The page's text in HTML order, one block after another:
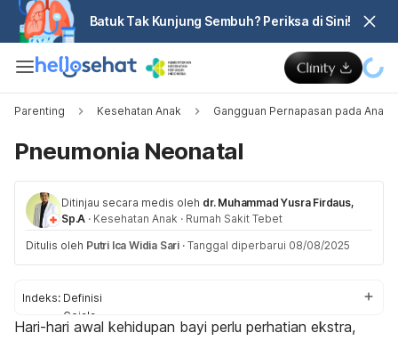
Batuk Tak Kunjung Sembuh? Periksa di Sini!
Parenting Kesehatan Anak Gangguan Pernapasan pada Anak
Pneumonia Neonatal
Ditinjau secara medis oleh dr. Muhammad Yusra Firdaus,
Sp.A · Kesehatan Anak · Rumah Sakit Tebet
Ditulis oleh Putri Ica Widia Sari · Tanggal diperbarui 08/08/2025
Indeks: Definisi
Gejala
Penyebab
Hari-hari awal kehidupan bayi perlu perhatian ekstra,